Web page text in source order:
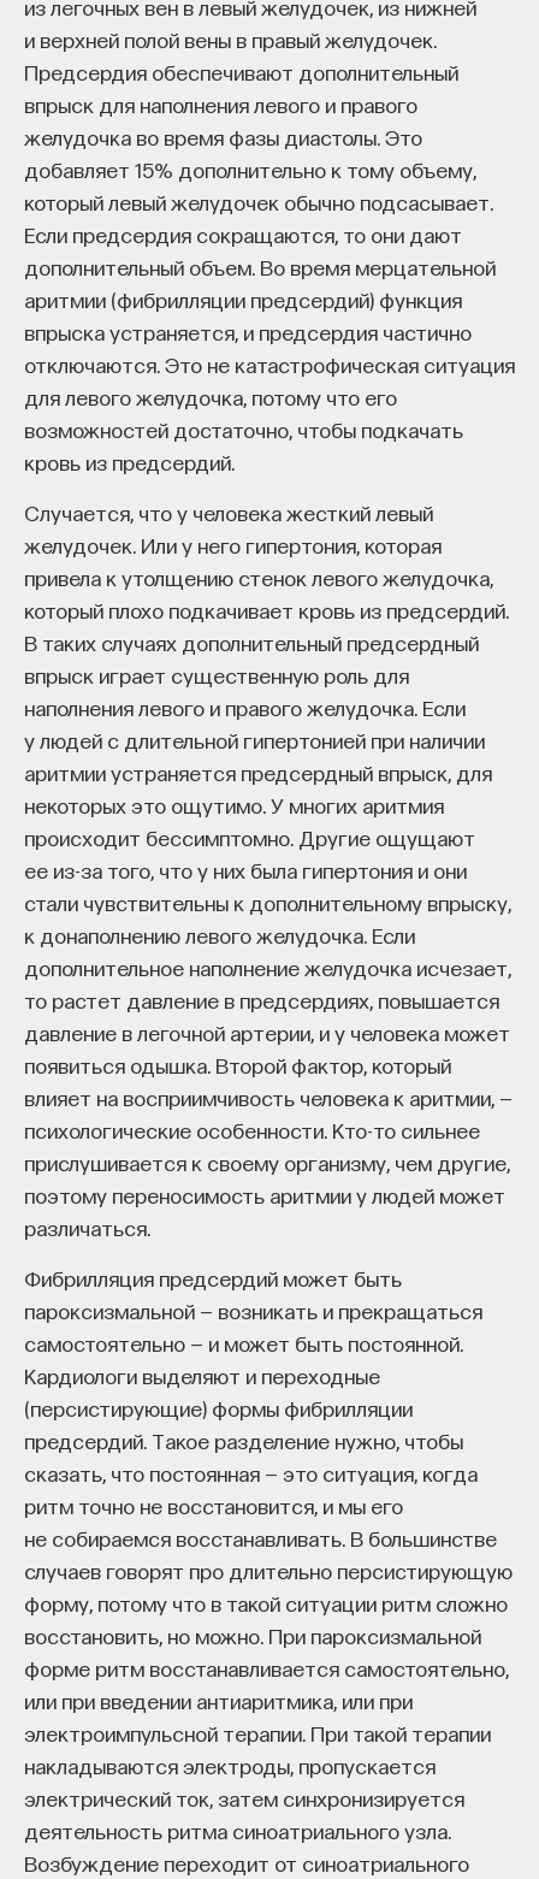
из легочных вен в левый желудочек, из нижней
и верхней полой вены в правый желудочек.
Предсердия обеспечивают дополнительный
впрыск для наполнения левого и правого
желудочка во время фазы диастолы. Это
добавляет 15% дополнительно к тому объему,
который левый желудочек обычно подсасывает.
Если предсердия сокращаются, то они дают
дополнительный объем. Во время мерцательной
аритмии (фибрилляции предсердий) функция
впрыска устраняется, и предсердия частично
отключаются. Это не катастрофическая ситуация
для левого желудочка, потому что его
возможностей достаточно, чтобы подкачать
кровь из предсердий.
Случается, что у человека жесткий левый
желудочек. Или у него гипертония, которая
привела к утолщению стенок левого желудочка,
который плохо подкачивает кровь из предсердий.
В таких случаях дополнительный предсердный
впрыск играет существенную роль для
наполнения левого и правого желудочка. Если
у людей с длительной гипертонией при наличии
аритмии устраняется предсердный впрыск, для
некоторых это ощутимо. У многих аритмия
происходит бессимптомно. Другие ощущают
ее из-за того, что у них была гипертония и они
стали чувствительны к дополнительному впрыску,
к донаполнению левого желудочка. Если
дополнительное наполнение желудочка исчезает,
то растет давление в предсердиях, повышается
давление в легочной артерии, и у человека может
появиться одышка. Второй фактор, который
влияет на восприимчивость человека к аритмии, —
психологические особенности. Кто-то сильнее
прислушивается к своему организму, чем другие,
поэтому переносимость аритмии у людей может
различаться.
Фибрилляция предсердий может быть
пароксизмальной — возникать и прекращаться
самостоятельно — и может быть постоянной.
Кардиологи выделяют и переходные
(персистирующие) формы фибрилляции
предсердий. Такое разделение нужно, чтобы
сказать, что постоянная — это ситуация, когда
ритм точно не восстановится, и мы его
не собираемся восстанавливать. В большинстве
случаев говорят про длительно персистирующую
форму, потому что в такой ситуации ритм сложно
восстановить, но можно. При пароксизмальной
форме ритм восстанавливается самостоятельно,
или при введении антиаритмика, или при
электроимпульсной терапии. При такой терапии
накладываются электроды, пропускается
электрический ток, затем синхронизируется
деятельность ритма синоатриального узла.
Возбуждение переходит от синоатриального
ФИЛОСОФСКИЙ ПОИСК: НАЧАЛА
Философский поиск: начала
СОХРАНИТЬ КУРС
Внеси свой вклад в дело
просвещения!
ПОДДЕРЖАТЬ ПОСТНАУКУ
компьютерного кода, необходимо
эффективно передать эту
многомасштабность в пределах
многомасштабного вычисления. Грубо
говоря, если у нас есть быстро
протекающий процесс, то он должен
гораздо чаще, чем более длительные
процессы, например гидродинамика.
4/15/2014
НАПИСАТЬ НАМ
НАД МАТЕРИАЛОМ РАБОТАЛИ
Сергей Карабасов
Senior Lecturer in Modelling and Simulation
at Queen Mary University of London, Visiting
Professor at TSAGI, Visiting Researcher
at University of Cambridge, Royal Society
University Research Fellow, Senior Member of the
Astronautics (AIAA), Member of the Aeroacoustics
Section of the Acoustics Panel of RAS
БИОЛОГИЯ
1297 публикаций
ИНФОРМАЦИОННЫЕ ТЕХНОЛОГИИ
МОЛЕКУЛЯРНАЯ БИОЛОГИЯ БИОХИМИЯ
Внеси свой вклад в дело
просвещения!
ПОДДЕРЖАТЬ ПОСТНАУКУ